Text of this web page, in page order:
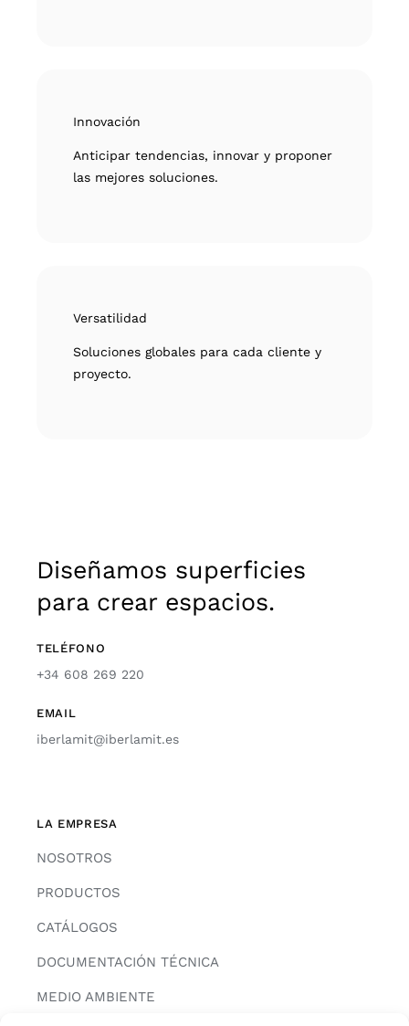
Innovación
Anticipar tendencias, innovar y proponer
las mejores soluciones.
Versatilidad
Soluciones globales para cada cliente y
proyecto.
Diseñamos superficies
para crear espacios.
TELÉFONO
+34 608 269 220
EMAIL
iberlamit@iberlamit.es
LA EMPRESA
NOSOTROS
PRODUCTOS
CATÁLOGOS
DOCUMENTACIÓN TÉCNICA
MEDIO AMBIENTE